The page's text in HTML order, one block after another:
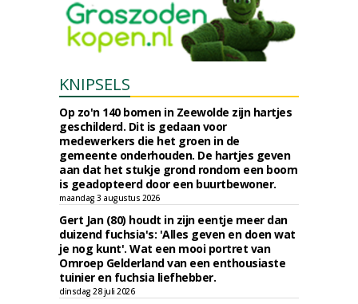
KNIPSELS
Op zo'n 140 bomen in Zeewolde zijn hartjes
geschilderd. Dit is gedaan voor
medewerkers die het groen in de
gemeente onderhouden. De hartjes geven
aan dat het stukje grond rondom een boom
is geadopteerd door een buurtbewoner.
maandag 3 augustus 2026
Gert Jan (80) houdt in zijn eentje meer dan
duizend fuchsia's: 'Alles geven en doen wat
je nog kunt'. Wat een mooi portret van
Omroep Gelderland van een enthousiaste
tuinier en fuchsia liefhebber.
dinsdag 28 juli 2026